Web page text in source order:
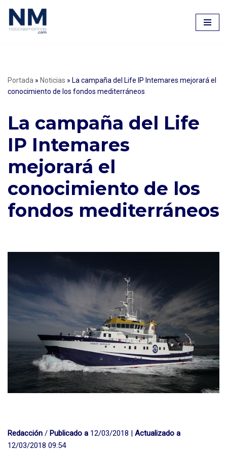
Saltar
Portada » Noticias » La campaña del Life IP Intemares mejorará el
conocimiento de los fondos mediterráneos
La campaña del Life
IP Intemares
mejorará el
conocimiento de los
fondos mediterráneos
Redacción / Publicado a 12/03/2018 | Actualizado a
12/03/2018 09:54